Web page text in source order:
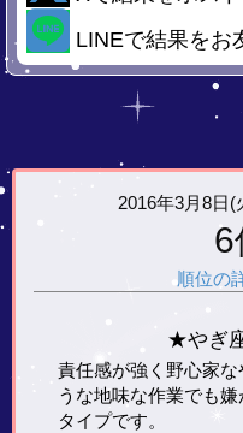
LINEで結果をお
2016年3月8日(
6
順位の
★やぎ
責任感が強く野心家
うな地味な作業でも
タイプです。